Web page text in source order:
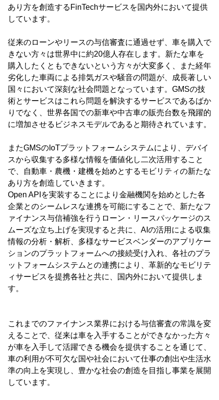
あり方を創造するFinTechサービスを国内外において提供
しています。
従来のローンやリースの与信審査に通過せず、車を購入で
きない方々は世界中に約20億人存在します。新たな車を
購入したくともできないという方々が大変多く、また経年
劣化した車両による排気ガスや騒音の問題が、成長著しい
国々において深刻な社会問題となっています。GMSの技
術とサービスはこれら問題を解決するサービスであるばか
りでなく、世界各国での新車や中古車の販売台数を飛躍的
に増加させるビジネスモデルであると期待されています。
またGMSのIoTプラットフォームシステムにより、デバイ
スから収集する多様な情報を価値化し二次活用すること
で、自動車・農機・建機を始めとするモビリティの新たな
あり方を創造していきます。
Open APIを実装することにより金融機関を始めとした各
企業とのシームレスな連携を可能にすることで、新たなフ
ァイナンス与信補強を行うローン・リースパッケージのス
ムーズな立ち上げを実現すると共に、AIの活用による収集
情報の分析・解析、多様なサービスベンダーのアプリケー
ションのプラットフォームへの接続受け入れ、各社のプラ
ットフォームシステムとの連携により、革新的なモビリテ
ィサービスを提携各社と共に、国内外において提供しま
す。
これまでのファイナンス業界における与信審査の常識を変
えることで、従来は車を入手することができなかった方々
が車を入手して活躍できる機会を提供することを通じて、
車の利用が不可欠な国や社会において仕事の創出や生活水
準の向上を実現し、豊かな社会の創造を目指し事業を展開
しています。